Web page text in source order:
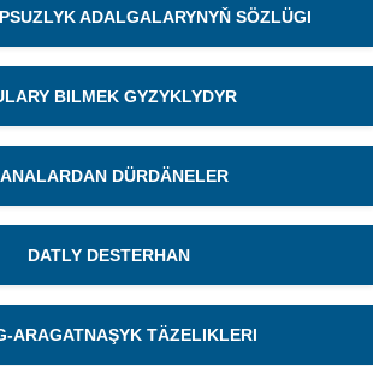
ADALGALARYNYŇ SÖZLÜGI
BILMEK GYZYKLYDYR
DÜRDÄNELER
DATLY DESTERHAN
ARAGATNAŞYK TÄZELIKLERI